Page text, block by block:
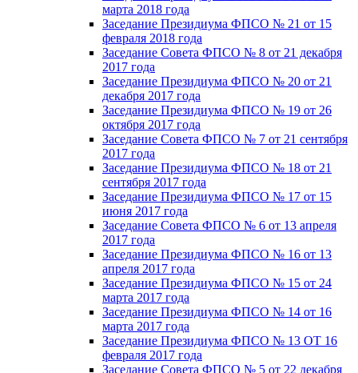
марта 2018 года
Заседание Президиума ФПСО № 21 от 15
февраля 2018 года
Заседание Совета ФПСО № 8 от 21 декабря
2017 года
Заседание Президиума ФПСО № 20 от 21
декабря 2017 года
Заседание Президиума ФПСО № 19 от 26
октября 2017 года
Заседание Совета ФПСО № 7 от 21 сентября
2017 года
Заседание Президиума ФПСО № 18 от 21
сентября 2017 года
Заседание Президиума ФПСО № 17 от 15
июня 2017 года
Заседание Совета ФПСО № 6 от 13 апреля
2017 года
Заседание Президиума ФПСО № 16 от 13
апреля 2017 года
Заседание Президиума ФПСО № 15 от 24
марта 2017 года
Заседание Президиума ФПСО № 14 от 16
марта 2017 года
Заседание Президиума ФПСО № 13 ОТ 16
февраля 2017 года
Заседание Совета ФПСО № 5 от 22 декабря